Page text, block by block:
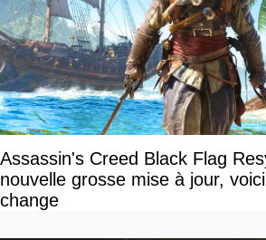
Assassin's Creed Black Flag
nouvelle grosse mise à jour,
change